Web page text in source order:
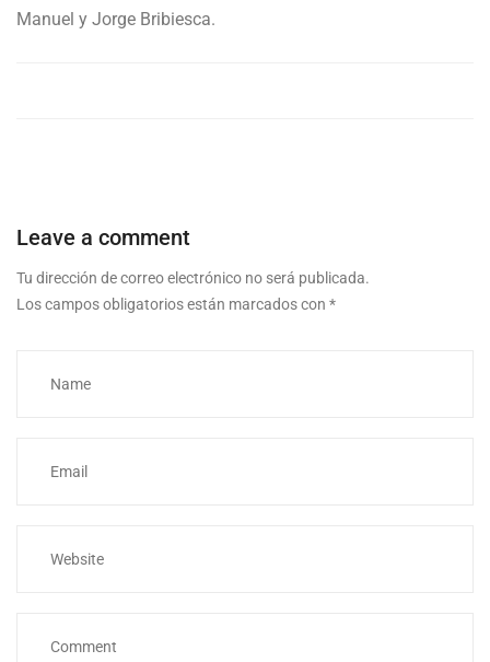
Manuel y Jorge Bribiesca.
Leave a comment
Tu dirección de correo electrónico no será publicada.
Los campos obligatorios están marcados con *